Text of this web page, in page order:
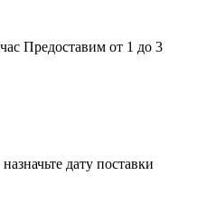
Предоставим от 1 до 3
дату поставки